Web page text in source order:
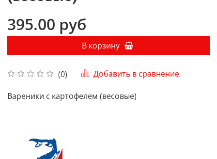
(0) Добавить в сравнение
395.00 руб
В корзину
Вареники с картофелем (весовые)